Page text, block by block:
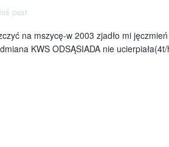
post
na mszycę-w 2003 zjadło mi
KWS ODSĄSIADA nie